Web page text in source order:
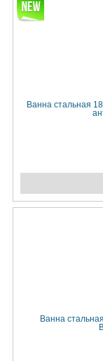
Ванна стальная
Ванна